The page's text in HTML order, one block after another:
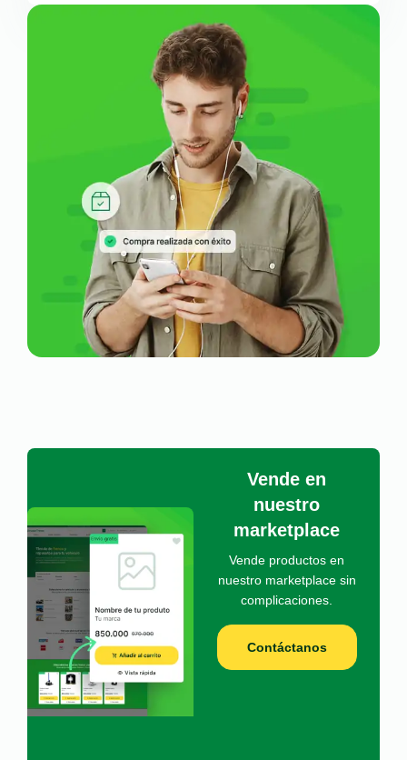
Vende en
nuestro
marketplace
Vende productos en
nuestro marketplace sin
complicaciones.
Contáctanos